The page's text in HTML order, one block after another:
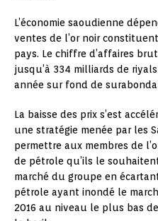
L’économie saoudienne
ventes de l’or noir
pays. Le chiffre d’affaires
jusqu’à 334 milliards de
année sur fond de
La baisse des prix s’est
une stratégie menée par les
permettre aux membres de
de pétrole qu’ils le
marché du groupe en
pétrole ayant inondé le
2016 au niveau le plus bas